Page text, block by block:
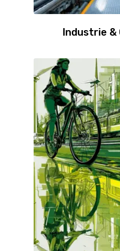
Industrie &